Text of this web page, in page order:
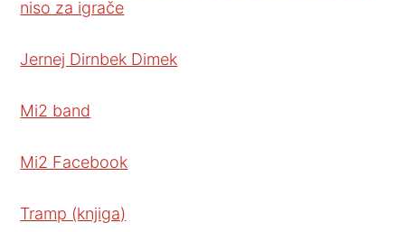
niso za igrače
Jernej Dirnbek Dimek
Mi2 band
Mi2 Facebook
Tramp (knjiga)